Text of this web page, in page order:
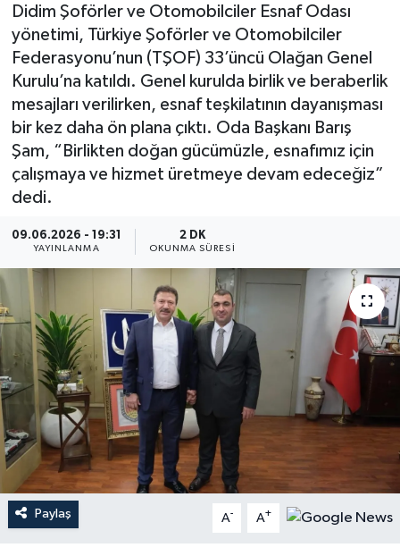
Didim Şoförler ve Otomobilciler Esnaf Odası
yönetimi, Türkiye Şoförler ve Otomobilciler
Federasyonu’nun (TŞOF) 33’üncü Olağan Genel
Kurulu’na katıldı. Genel kurulda birlik ve beraberlik
mesajları verilirken, esnaf teşkilatının dayanışması
bir kez daha ön plana çıktı. Oda Başkanı Barış
Şam, “Birlikten doğan gücümüzle, esnafımız için
çalışmaya ve hizmet üretmeye devam edeceğiz”
dedi.
09.06.2026 - 19:31
YAYINLANMA
2 DK
OKUNMA SÜRESI
Paylaş A- A+
Eğitim
Kültür Sanat
Spor
Tüm Manşetler
Son Dakika Haberleri
Haber Arşivi